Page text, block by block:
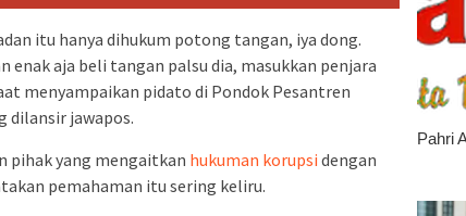
itu hanya dihukum potong tangan, iya dong.
aja beli tangan palsu dia, masukkan penjara
menyampaikan pidato di Pondok Pesantren
dilansir jawapos.
pihak yang mengaitkan hukuman korupsi dengan
pemahaman itu sering keliru.